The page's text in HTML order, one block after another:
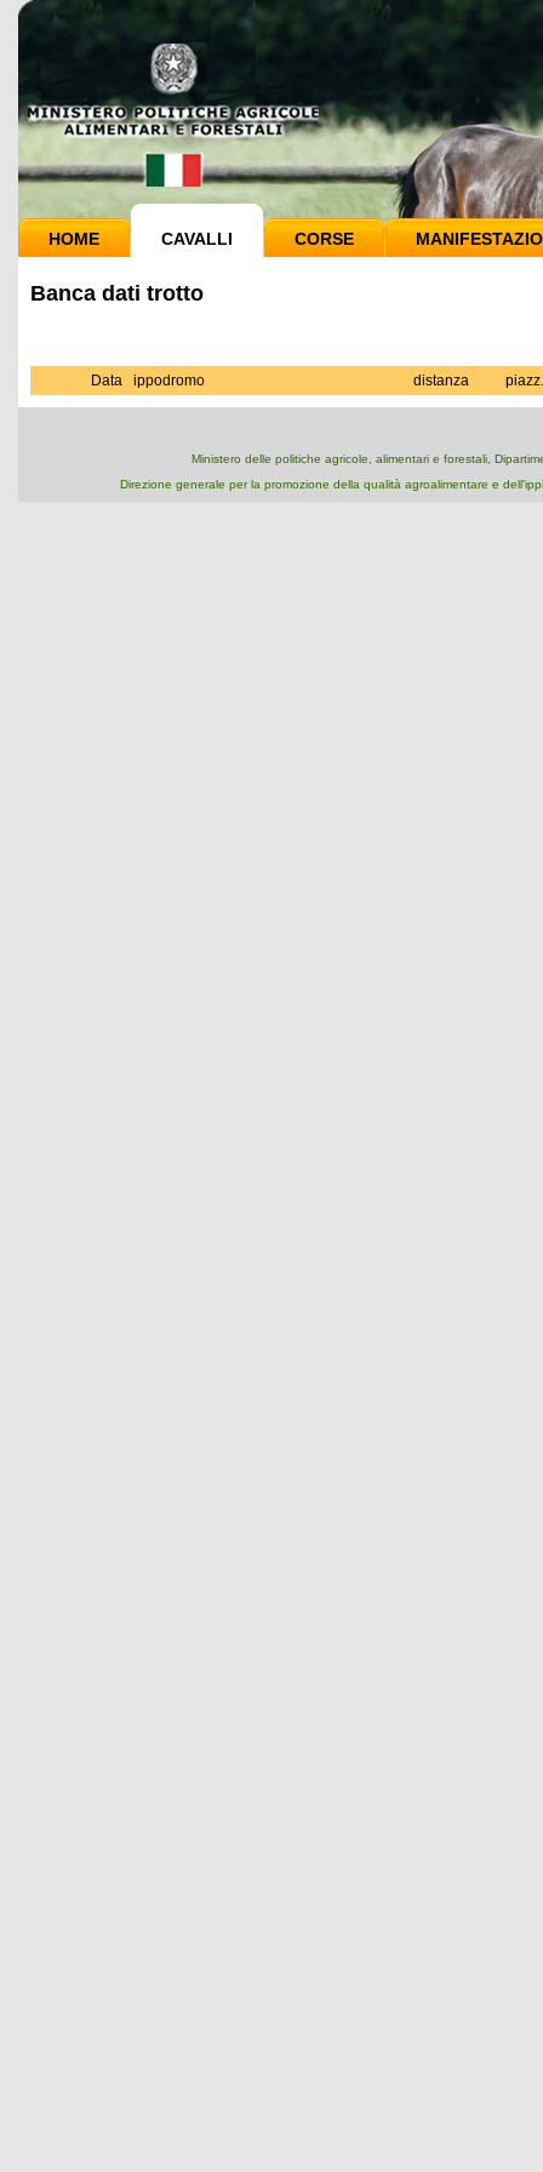
HOME CAVALLI CORSE
Banca dati trotto
Data ippodromo distanza piazz.
Ministero delle politiche agricole, alimentari e forestali,
Direzione generale per la promozione della qualità agroalimentare e